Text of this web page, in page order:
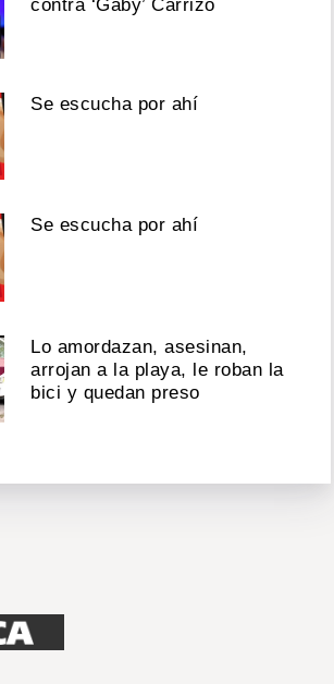
contra ‘Gaby’ Carrizo
Se escucha por ahí
Se escucha por ahí
Lo amordazan, asesinan,
arrojan a la playa, le roban la
bici y quedan preso